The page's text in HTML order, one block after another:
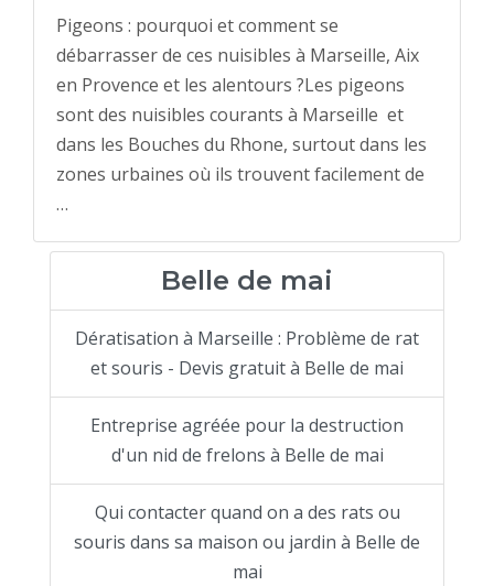
Pigeons : pourquoi et comment se
débarrasser de ces nuisibles à Marseille, Aix
en Provence et les alentours ?Les pigeons
sont des nuisibles courants à Marseille et
dans les Bouches du Rhone, surtout dans les
zones urbaines où ils trouvent facilement de
…
Belle de mai
Dératisation à Marseille : Problème de rat
et souris - Devis gratuit à Belle de mai
Entreprise agréée pour la destruction
d'un nid de frelons à Belle de mai
Qui contacter quand on a des rats ou
souris dans sa maison ou jardin à Belle de
mai